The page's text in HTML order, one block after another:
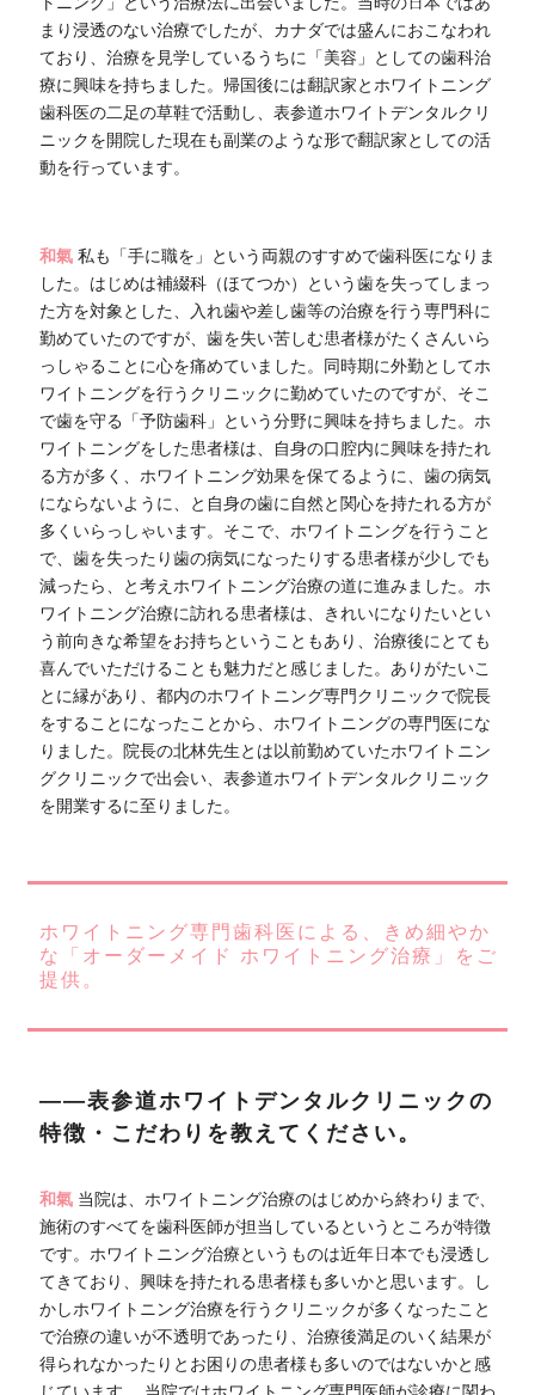
まり浸透のない治療でしたが、カナダでは盛んにおこなわれ
ており、治療を見学しているうちに「美容」としての歯科治
療に興味を持ちました。帰国後には翻訳家とホワイトニング
歯科医の二足の草鞋で活動し、表参道ホワイトデンタルクリ
ニックを開院した現在も副業のような形で翻訳家としての活
動を行っています。
和氣私も「手に職を」という両親のすすめで歯科医になりま
した。はじめは補綴科（ほてつか）という歯を失ってしまっ
た方を対象とした、入れ歯や差し歯等の治療を行う専門科に
勤めていたのですが、歯を失い苦しむ患者様がたくさんいら
っしゃることに心を痛めていました。同時期に外勤としてホ
ワイトニングを行うクリニックに勤めていたのですが、そこ
で歯を守る「予防歯科」という分野に興味を持ちました。ホ
ワイトニングをした患者様は、自身の口腔内に興味を持たれ
る方が多く、ホワイトニング効果を保てるように、歯の病気
にならないように、と自身の歯に自然と関心を持たれる方が
多くいらっしゃいます。そこで、ホワイトニングを行うこと
で、歯を失ったり歯の病気になったりする患者様が少しでも
減ったら、と考えホワイトニング治療の道に進みました。ホ
ワイトニング治療に訪れる患者様は、きれいになりたいとい
う前向きな希望をお持ちということもあり、治療後にとても
喜んでいただけることも魅力だと感じました。ありがたいこ
とに縁があり、都内のホワイトニング専門クリニックで院長
をすることになったことから、ホワイトニングの専門医にな
りました。院長の北林先生とは以前勤めていたホワイトニン
グクリニックで出会い、表参道ホワイトデンタルクリニック
を開業するに至りました。
ホワイトニング専門歯科医による、きめ細やか
な「オーダーメイド ホワイトニング治療」をご
提供。
――表参道ホワイトデンタルクリニックの
特徴・こだわりを教えてください。
和氣 当院は、ホワイトニング治療のはじめから終わりまで、
施術のすべてを歯科医師が担当しているというところが特徴
です。ホワイトニング治療というものは近年日本でも浸透し
てきており、興味を持たれる患者様も多いかと思います。し
かしホワイトニング治療を行うクリニックが多くなったこと
で治療の違いが不透明であったり、治療後満足のいく結果が
得られなかったりとお困りの患者様も多いのではないかと感